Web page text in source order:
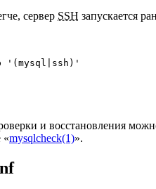
сервер SSH запускается
'(mysql|ssh)'
и восстановления
«mysqlcheck(1)».